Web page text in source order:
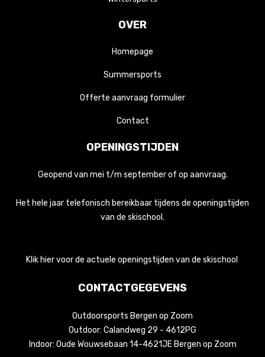
OVER
Homepage
Summersports
Offerte aanvraag formulier
Contact
OPENINGSTIJDEN
Geopend van mei t/m september of op aanvraag.
Het hele jaar telefonisch bereikbaar tijdens de openingstijden
van de skischool.
Klik hier voor de actuele openingstijden van de skischool
CONTACTGEGEVENS
Outdoorsports Bergen op Zoom
Outdoor: Calandweg 29 - 4612PG
Indoor: Oude Wouwsebaan 14-4621JE Bergen op Zoom